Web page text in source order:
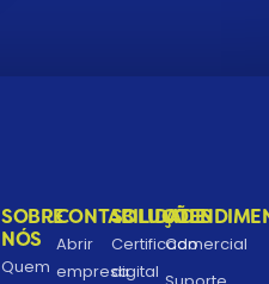
SOBRE
NÓS
Quem
CONTABILIDADE
Abrir
empresa
SOLUÇÕES
Certificado
digital
Comercial